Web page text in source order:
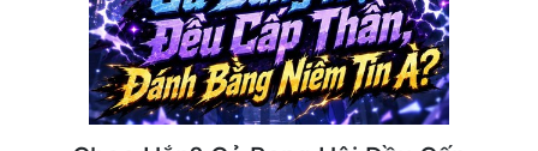
Truyện Nhập Môn
Truyện ngắn